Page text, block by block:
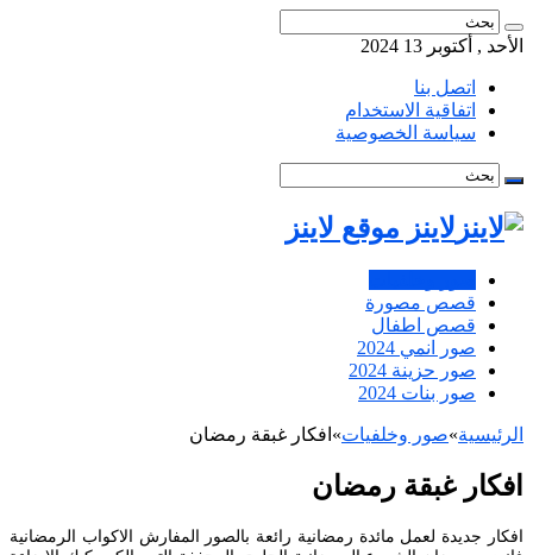
الأحد , أكتوبر 13 2024
اتصل بنا
اتفاقية الاستخدام
سياسة الخصوصية
لاينز موقع لاينز
قصص مصورة
قصص اطفال
صور انمي 2024
صور حزينة 2024
صور بنات 2024
الرئيسية»صور وخلفيات» افكار غبقة رمضان
افكار غبقة رمضان
افكار جديدة لعمل مائدة رمضانية رائعة بالصور المفارش الاكواب الرمضانية